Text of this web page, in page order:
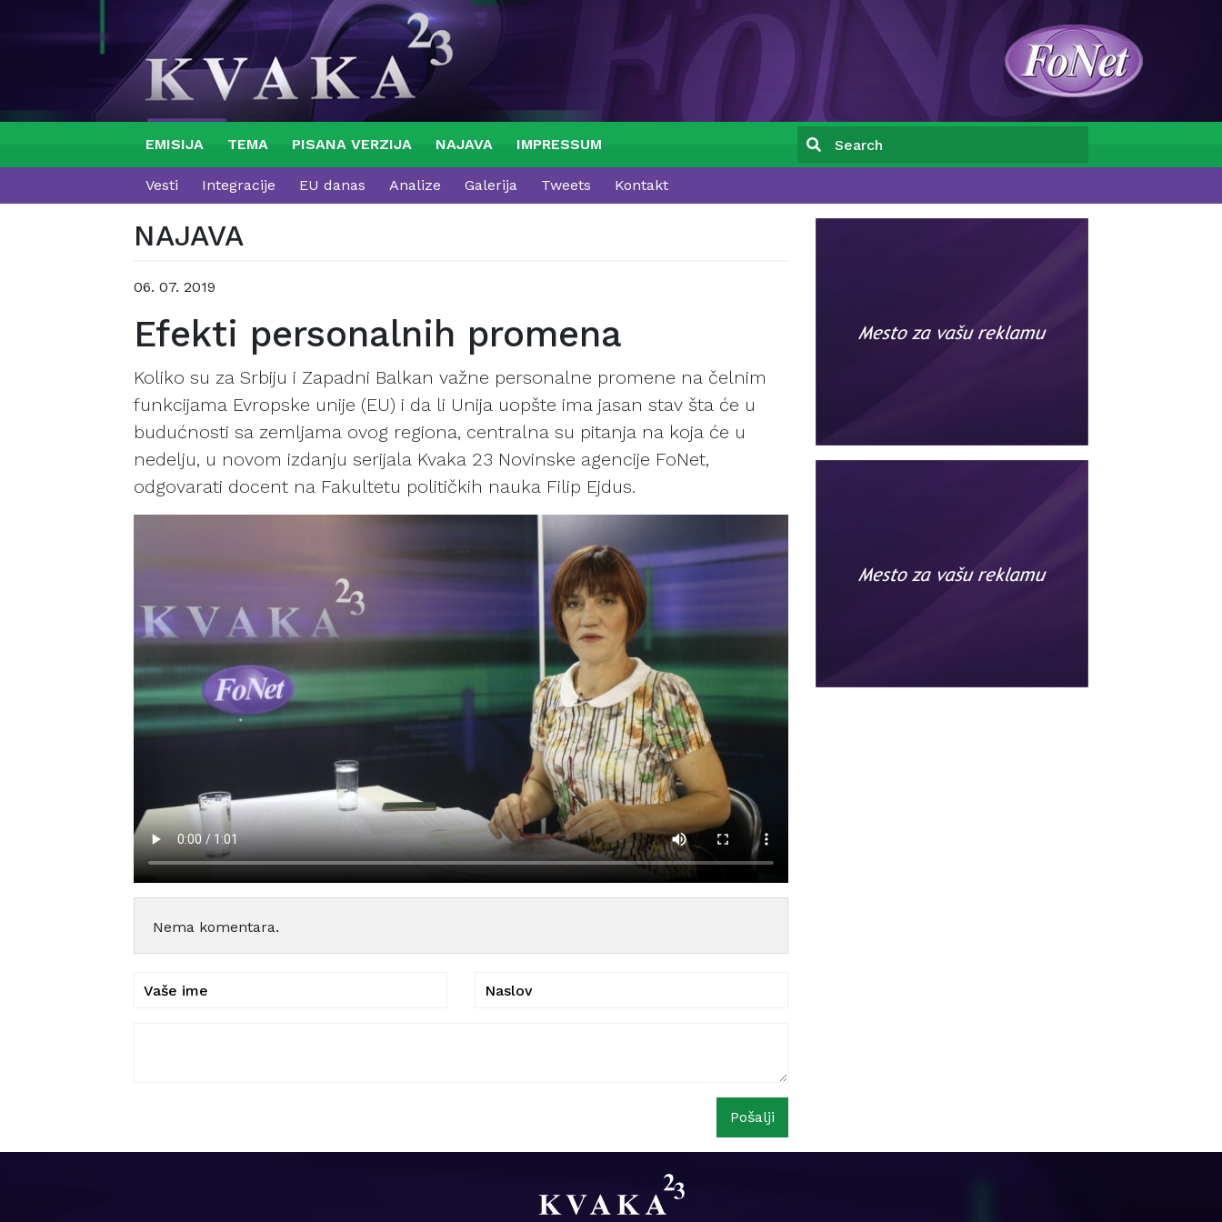
EMISIJA TEMA PISANA VERZIJA NAJAVA IMPRESSUM
Vesti Integracije EU danas Analize Galerija Tweets Kontakt
NAJAVA
06. 07. 2019
Efekti personalnih promena
Koliko su za Srbiju i Zapadni Balkan važne personalne promene na čelnim
funkcijama Evropske unije (EU) i da li Unija uopšte ima jasan stav šta će u
budućnosti sa zemljama ovog regiona, centralna su pitanja na koja će u
nedelju, u novom izdanju serijala Kvaka 23 Novinske agencije FoNet,
odgovarati docent na Fakultetu političkih nauka Filip Ejdus.
Nema komentara.
Pošalji